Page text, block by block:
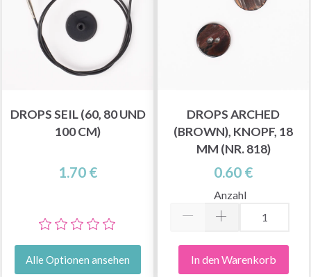
DROPS SEIL (60, 80 UND
100 CM)
1.70 €
Alle Optionen ansehen
DROPS ARCHED
(BROWN), KNOPF, 18
MM (NR. 818)
0.60 €
Anzahl
In den Warenkorb